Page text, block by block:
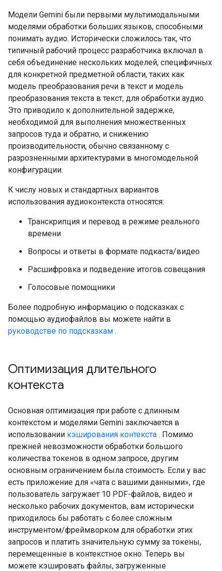
Модели Gemini были первыми мультимодальными
моделями обработки больших языков, способными
понимать аудио. Исторически сложилось так, что
типичный рабочий процесс разработчика включал в
себя объединение нескольких моделей, специфичных
для конкретной предметной области, таких как
модель преобразования речи в текст и модель
преобразования текста в текст, для обработки аудио.
Это приводило к дополнительной задержке,
необходимой для выполнения множественных
запросов туда и обратно, и снижению
производительности, обычно связанному с
разрозненными архитектурами в многомодельной
конфигурации.
К числу новых и стандартных вариантов
использования аудиоконтекста относятся:
Транскрипция и перевод в режиме реального
времени
Вопросы и ответы в формате подкаста/видео
Расшифровка и подведение итогов совещания
Голосовые помощники
Более подробную информацию о подсказках с
помощью аудиофайлов вы можете найти в
руководстве по подсказкам .
Оптимизация длительного
контекста
Основная оптимизация при работе с длинным
контекстом и моделями Gemini заключается в
использовании кэширования контекста . Помимо
прежней невозможности обработки большого
количества токенов в одном запросе, другим
основным ограничением была стоимость. Если у вас
есть приложение для «чата с вашими данными», где
пользователь загружает 10 PDF-файлов, видео и
несколько рабочих документов, вам исторически
приходилось бы работать с более сложным
инструментом/фреймворком для обработки этих
запросов и платить значительную сумму за токены,
перемещенные в контекстное окно. Теперь вы
можете кэшировать файлы, загруженные